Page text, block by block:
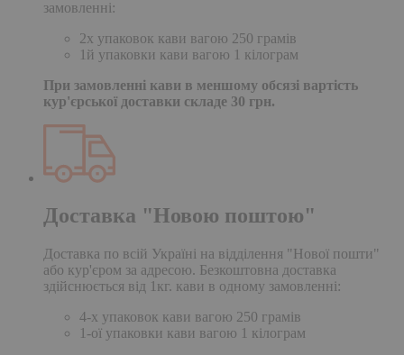
замовленні:
2х упаковок кави вагою 250 грамів
1й упаковки кави вагою 1 кілограм
При замовленні кави в меншому обсязі вартість
кур'єрської доставки складе 30 грн.
Доставка "Новою поштою"
Доставка по всій Україні на відділення "Нової пошти"
або кур'єром за адресою. Безкоштовна доставка
здійснюється від 1кг. кави в одному замовленні:
4-х упаковок кави вагою 250 грамів
1-ої упаковки кави вагою 1 кілограм